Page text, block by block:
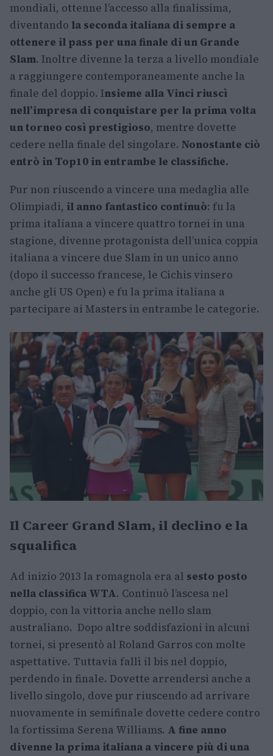
mondiali, ottenne l’accesso alla finalissima,
diventando la seconda italiana di sempre a
ottenere il pass per una finale di un Grande
Slam. Inoltre divenne la terza a livello mondiale
a raggiungere contemporaneamente anche la
finale del doppio. Insieme alla Vinci riuscì
nell’impresa di conquistare per la prima volta
un torneo così prestigioso, mentre dovette
cedere nella finale del singolare. Nonostante ciò
entrò in Top10 in entrambe le classifiche.
Pur non riuscendo a vincere una medaglia alle
Olimpiadi, il anno fantastico continuò: fu la
prima italiana a vincere quattro tornei in una
stagione, divenne protagonista dell’unica coppia
italiana a vincere due Slam in un unico anno
(dopo il successo francese, le Cichis vinsero
anche gli US Open) e fu la prima italiana a
partecipare ai Masters in entrambe le categorie.
Il Career Grand Slam, il declino e la
squalifica
Ad inizio 2013 la romagnola era al sesto posto
nella classifica WTA. Continuò l’ascesa nel
doppio, con la vittoria anche nello slam
australiano. Dopo altre soddisfazioni in alcuni
tornei, si presentò al Roland Garros con molte
aspettative. Tuttavia fallì il bis nel doppio,
perdendo in finale. Dovette arrendersi anche a
livello singolo, dove pur riuscendo ad arrivare
nuovamente in semifinale dovette cedere contro
la fortissima Serena Williams. A fine anno
divenne la prima italiana a vincere più di una